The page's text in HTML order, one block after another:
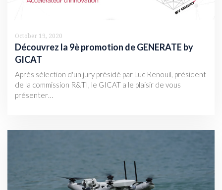
October 19, 2020
Découvrez la 9è promotion de GENERATE by
GICAT
Après sélection d'un jury présidé par Luc Renouil, président
de la commission R&TI, le GICAT a le plaisir de vous
présenter…